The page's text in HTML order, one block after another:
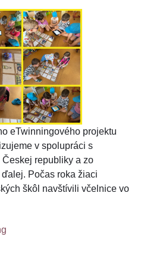
eTwinningového projektu
v spolupráci s
republiky a zo
Počas roka žiaci
škôl navštívili včelnice vo